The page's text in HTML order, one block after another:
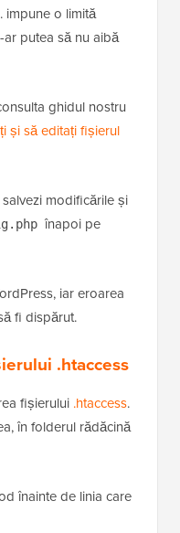
de configurația
o limită
ghidul nostru
modificările și
fi dispărut.
.htaccess
fișierului